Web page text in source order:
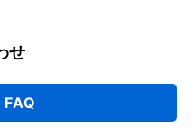
せ
FAQ